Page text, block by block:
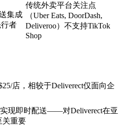
集成
者
传统外卖平台关注点
（Uber Eats, DoorDash,
Deliveroo）不支持TikTok
Shop
店，相较于Deliverect仅面向企
实现即时配送——对Deliverect在亚
关重要